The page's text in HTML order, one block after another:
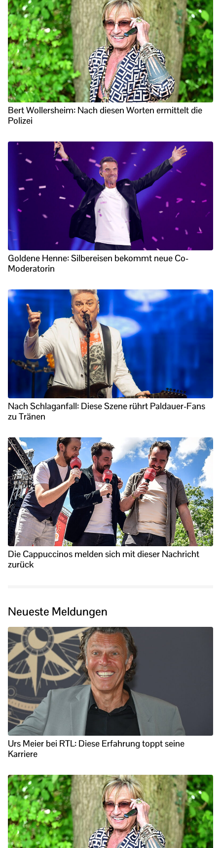
Bert Wollersheim: Nach diesen Worten ermittelt die
Polizei
Goldene Henne: Silbereisen bekommt neue Co-
Moderatorin
Nach Schlaganfall: Diese Szene rührt Paldauer-Fans
zu Tränen
Die Cappuccinos melden sich mit dieser Nachricht
zurück
Neueste Meldungen
Urs Meier bei RTL: Diese Erfahrung toppt seine
Karriere